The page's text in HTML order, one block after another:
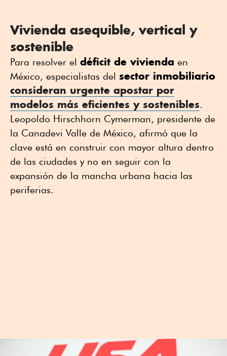
Vivienda asequible, vertical y
sostenible
Para resolver el déficit de vivienda en
México, especialistas del sector inmobiliario
consideran urgente apostar por
modelos más eficientes y sostenibles.
Leopoldo Hirschhorn Cymerman, presidente de
la Canadevi Valle de México, afirmó que la
clave está en construir con mayor altura dentro
de las ciudades y no en seguir con la
expansión de la mancha urbana hacia las
periferias.